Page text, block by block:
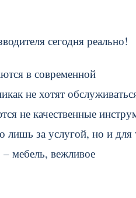
сегодня реально!
в современной
не хотят
не качественные
лишь за услугой, но и для
мебель, вежливое